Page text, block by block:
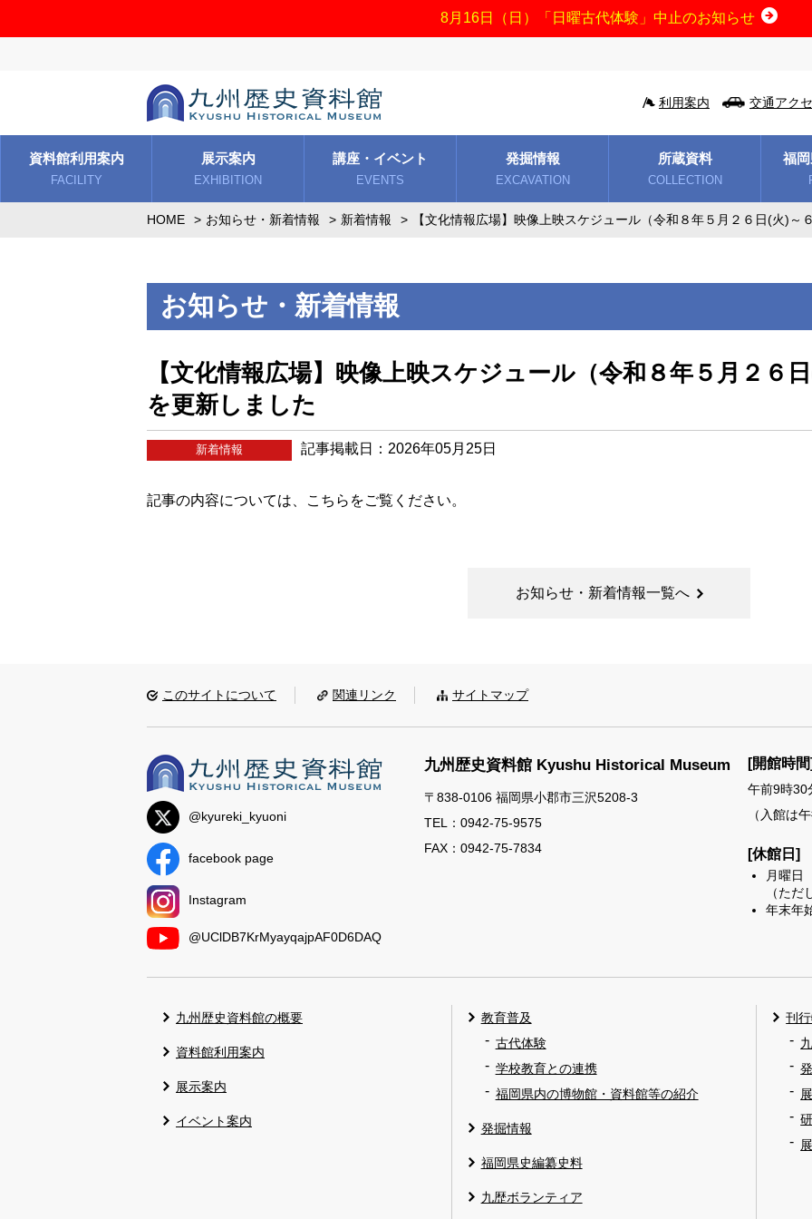
8月16日（日）「日曜古代体験」中止のお知らせ
利用案内 交通アク
資料館利用案内
FACILITY
展示案内
EXHIBITION
講座・イベント
EVENTS
発掘情報
EXCAVATION
所蔵資料
COLLECTION
福
HOME お知らせ・新着情報 新着情報 【文化情報広場】映像上映スケジュール（令和８年５月２６日(火)～
お知らせ・新着情報
【文化情報広場】映像上映スケジュール（令和８年５月２６
を更新しました
新着情報 記事掲載日：2026年05月25日
記事の内容については、 こちら をご覧ください。
お知らせ・新着情報一覧へ
このサイトについて 関連リンク サイトマップ
@kyureki_kyuoni
facebook page
Instagram
@UClDB7KrMyayqajpAF0D6DAQ
九州歴史資料館 Kyushu Historical Museum
〒838-0106 福岡県小郡市三沢5208-3
TEL： 0942-75-9575
FAX：0942-75-7834
[開館時間]
午前9時30
（入館は
[休館日]
月曜日
（ただ
年末年
九州歴史資料館の概要
資料館利用案内
展示案内
イベント案内
教育普及
古代体験
学校教育との連携
福岡県内の博物館・資料館等の紹介
発掘情報
福岡県史編纂史料
九歴ボランティア
刊